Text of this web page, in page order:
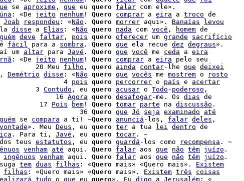
se aproxime , que eu quero falar com ele».
: «De jeito nenhum ! Quero comprar a eira a troco de
Joab respondeu : «Não . Quero morrer aqui». Banaías
levou
disse a Elias : «Não quero nada com você , homem de
deve faltar , pois quero oferecer um grande
sacrifício
fácil para a sombra . Quero que ela recue dez degraus».
um altar para Javé . Quero que você me ceda a eira
: «De jeito nenhum ! Quero comprar a eira pelo seu
20 Meu filho , quero ainda contar-lhe que deixei
, Demétrio disse : «Não quero que vocês me mostrem o
rosto
4 pois quero percorrer o país e acertar
3 Contudo , eu quero acusar o Todo - poderoso ,
16 Agora quero desafogar-me. Os dias de
17 Pois bem ! Quero tomar parte na discussão .
36 Quero que Jó seja examinado
até
se compara a ti! ~Quero anunciá -los, falar deles ,
vontade». Meu Deus , eu quero ter a tua lei dentro de
. Para ti, Javé , eu quero tocar . ~
teus estatutos , eu quero guardá -los como recompensa . ~
venham até aqui. Quero falar aos que não têm juízo
ingênuos venham aqui. Quero falar aos que não têm juízo .
tem duas filhas : «Quero mais» «Quero mais». Existem
filhas : «Quero mais» «Quero mais». Existem três
coisas
tudo o que eu quero». Eu digo a Jerusalém : «